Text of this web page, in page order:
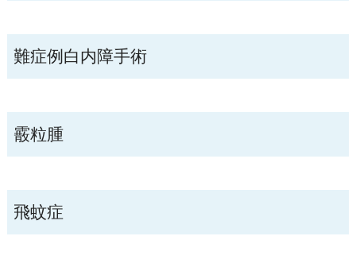
難症例白内障手術
霰粒腫
飛蚊症